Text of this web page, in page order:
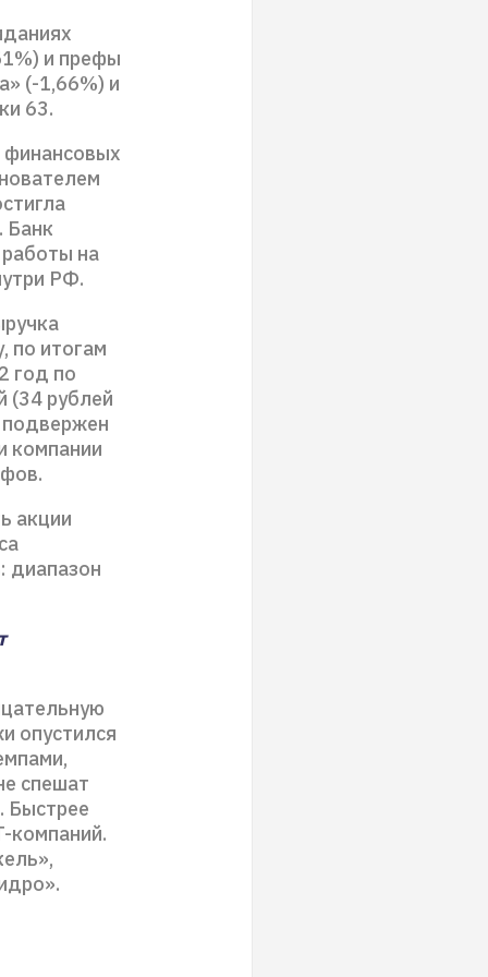
и префы
(-1,66%) и
63.
финансовых
Банк
на
РФ.
по итогам
год по
(34 рублей
подвержен
компании
акции
диапазон
опустился
спешат
Быстрее
компаний.